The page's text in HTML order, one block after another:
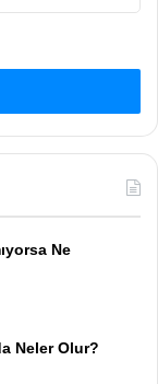
Ne
Neler Olur?